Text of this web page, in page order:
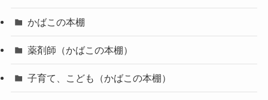
かばこの本棚
薬剤師（かばこの本棚）
子育て、こども（かばこの本棚）